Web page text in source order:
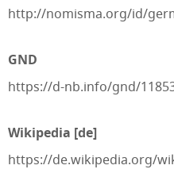
http://nomisma.org/id/
GND
https://d-nb.info/gnd/
Wikipedia [de]
https://de.wikipedia.org/